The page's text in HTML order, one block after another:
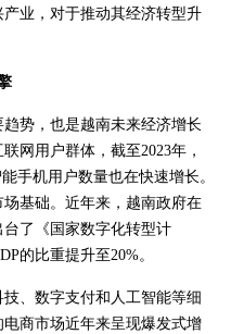
业，对于推动其经济转型升
势，也是越南未来经济增长
网用户群体，截至2023年，
手机用户数量也在快速增长。
基础。近年来，越南政府在
了《国家数字化转型计
的比重提升至20%。
、数字支付和人工智能等细
商市场近年来呈现爆发式增